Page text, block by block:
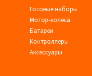
Готовые наборы
Мотор-колёса
Батареи
Контроллеры
Аксессуары